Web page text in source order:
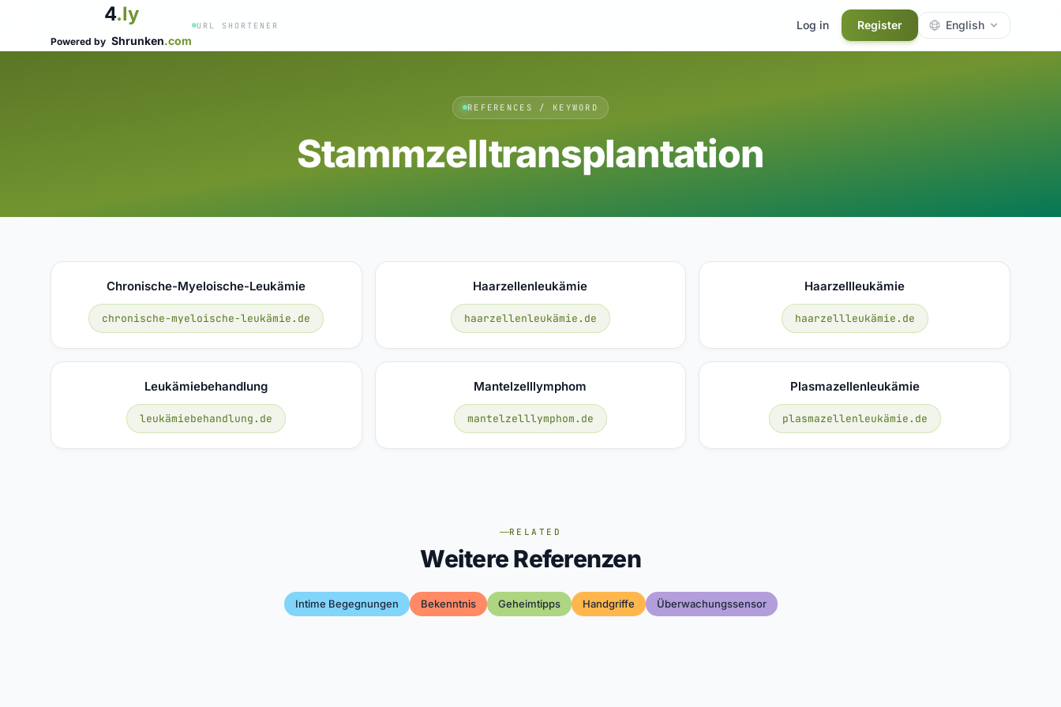
4.ly
Powered by Shrunken.com
URL SHORTENER Log in Register English
REFERENCES / KEYWORD
Stammzelltransplantation
Chronische-Myeloische-Leukämie
chronische-myeloische-leukämie.de
Haarzellenleukämie
haarzellenleukämie.de
Haarzellleukämie
haarzellleukämie.de
Leukämiebehandlung
leukämiebehandlung.de
Mantelzelllymphom
mantelzelllymphom.de
Plasmazellenleukämie
plasmazellenleukämie.de
RELATED
Weitere Referenzen
Intime Begegnungen Bekenntnis Geheimtipps Handgriffe Überwachungssensor